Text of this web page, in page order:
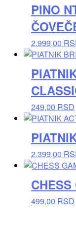
PINO
2.999,00
249,00 RSD
2.399,00
499,00 RSD